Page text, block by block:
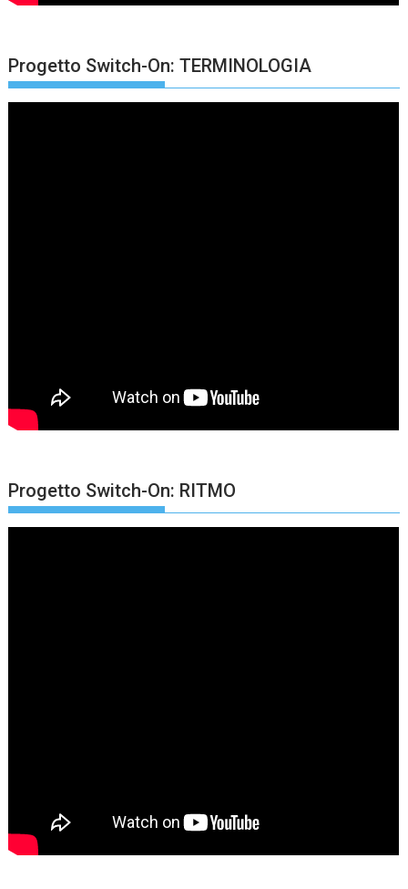
Progetto Switch-On: TERMINOLOGIA
Progetto Switch-On: RITMO